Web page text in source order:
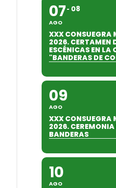
07
AGO
08
XXX CONSUEGRA
2026. CERTAMEN
ESCÉNICAS EN LA
"BANDERAS DE
09
AGO
XXX CONSUEGRA
2026. CEREMONIA
BANDERAS
10
AGO